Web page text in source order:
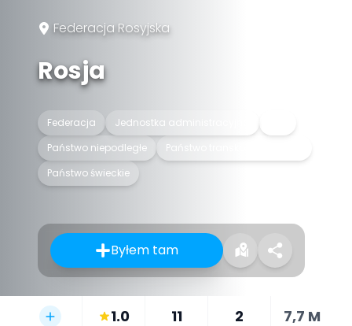
Federacja Rosyjska
Rosja
Federacja Jednostka administracyjna
Państwo niepodległe
Państwo transkontynentalne
Państwo świeckie
Byłem tam
1.0 11 2 7,7 M